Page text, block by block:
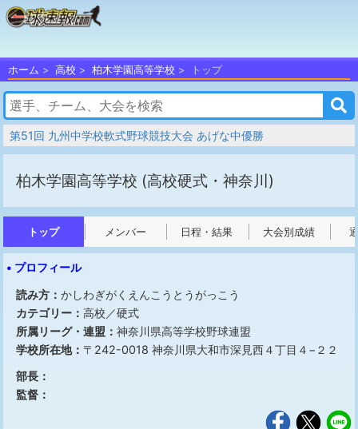
ホーム 高校 柏木学園高等学校 トップ
第51回 九州中学校軟式野球競技大会 あげな中優勝
柏木学園高等学校 (高校硬式・神奈川)
トップ メンバー 日程・結果 大会別成績
• プロフィール
読み方： かしわぎがくえんこうとうがっこう
カテゴリー： 高校／硬式
所属リーグ・連盟： 神奈川県高等学校野球連盟
学校所在地： 〒242-0018 神奈川県大和市深見西４丁目４−２２
部長：
監督：